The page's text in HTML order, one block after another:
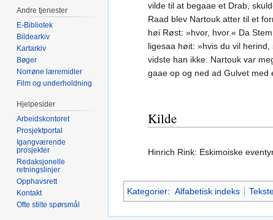
vilde til at begaae et Drab,
Raad blev Nartouk atter til et
høi Røst: »hvor, hvor.« Da
ligesaa høit: »hvis du vil
vidste han ikke. Nartouk var
gaae op og ned ad Gulvet
Kilde
Hinrich Rink: Eskimoiske
Kategorier: Alfabetisk indeks
Andre tjenester
E-Bibliotek
Bildearkiv
Kartarkiv
Bøger
Norrøne læremidler
Film og underholdning
Hjelpesider
Arbeidskontoret
Prosjektportal
Igangværende
prosjekter
Redaksjonelle
retningslinjer
Opphavsrett
Kontakt
Ofte stilte spørsmål